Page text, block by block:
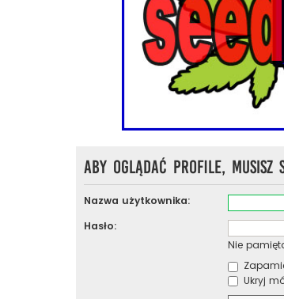
Aby oglądać profile, musisz
Nazwa użytkownika:
Hasło:
Nie
Ukryj